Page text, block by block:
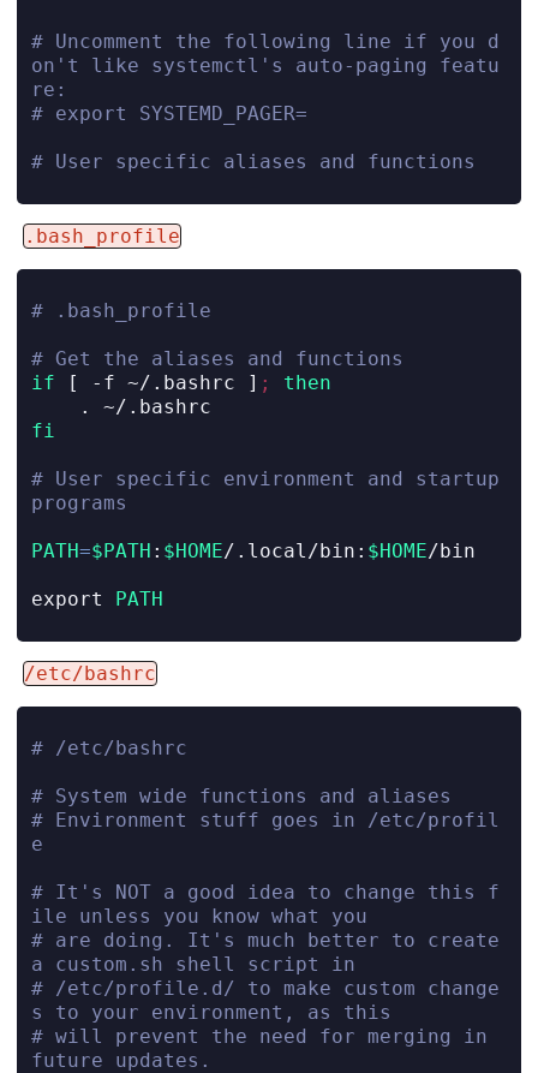
# Uncomment the following line if you d
on't like systemctl's auto-paging featu
re:
# export SYSTEMD_PAGER=
# User specific aliases and functions
.bash_profile
# .bash_profile
# Get the aliases and functions
if
[ -f ~/.bashrc ] ;
then
.
~/.bashrc
fi
# User specific environment and startup
programs
PATH=$PATH : $HOME/.local/bin: $HOME/bin
export PATH
/etc/bashrc
# /etc/bashrc
# System wide functions and aliases
# Environment stuff goes in /etc/profil
e
# It's NOT a good idea to change this f
ile unless you know what you
# are doing. It's much better to create
a custom.sh shell script in
# /etc/profile.d/ to make custom change
s to your environment, as this
# will prevent the need for merging in
future updates.